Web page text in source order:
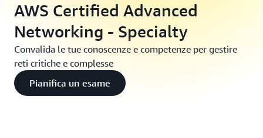
AWS Certified Advanced
Networking - Specialty
Convalida le tue conoscenze e competenze per gestire
reti critiche e complesse
Pianifica un esame